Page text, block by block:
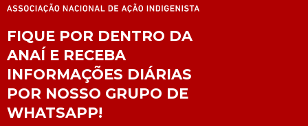
FIQUE POR DENTRO DA
ANAÍ E RECEBA
INFORMAÇÕES DIÁRIAS
POR NOSSO GRUPO DE
WHATSAPP!